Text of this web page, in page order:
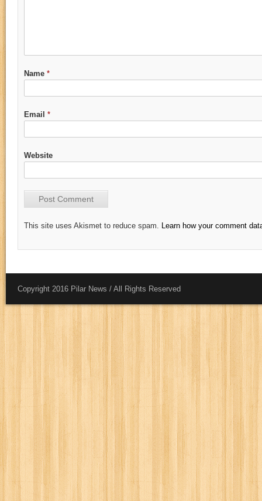
Name *
Email *
Website
This site uses Akismet to reduce spam. Learn how your comment
Copyright 2016 Pilar News / All Rights Reserved